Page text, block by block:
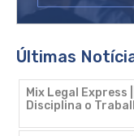
Últimas
Mix Legal Express
Disciplina o